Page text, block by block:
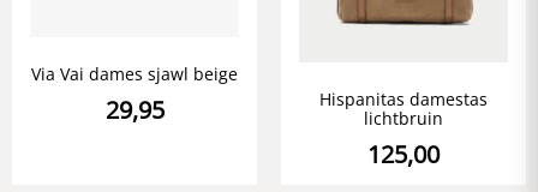
Via Vai dames sjawl beige
29,95
Hispanitas damestas
lichtbruin
125,00